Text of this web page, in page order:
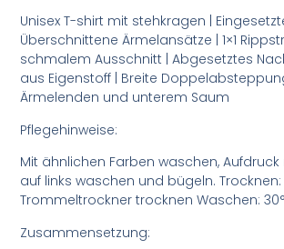
Unisex T-shirt mit stehkragen |
Überschnittene Ärmelansätze | 1×1
schmalem Ausschnitt | Abgesetztes
aus Eigenstoff | Breite
Ärmelenden und unterem Saum
Pflegehinweise:
Mit ähnlichen Farben waschen,
auf links waschen und bügeln.
Trommeltrockner trocknen Waschen: 30°
Zusammensetzung: